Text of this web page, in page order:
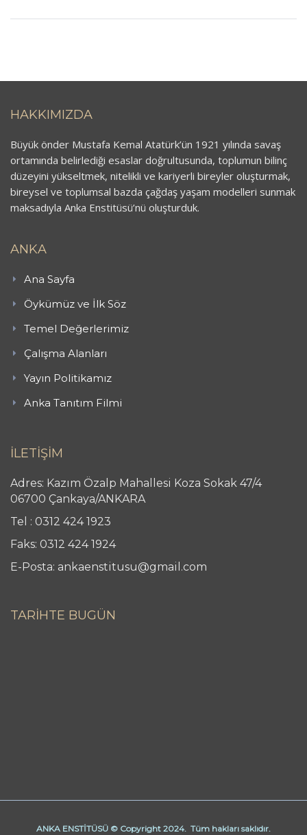
HAKKIMIZDA
Büyük önder Mustafa Kemal Atatürk’ün 1921 yılında savaş
ortamında belirlediği esaslar doğrultusunda, toplumun bilinç
düzeyini yükseltmek, nitelikli ve kariyerli bireyler oluşturmak,
bireysel ve toplumsal bazda çağdaş yaşam modelleri sunmak
maksadıyla Anka Enstitüsü’nü oluşturduk.
ANKA
Ana Sayfa
Öykümüz ve İlk Söz
Temel Değerlerimiz
Çalışma Alanları
Yayın Politikamız
Anka Tanıtım Filmi
İLETİŞİM
Adres: Kazım Özalp Mahallesi Koza Sokak 47/4
06700 Çankaya/ANKARA
Tel : 0312 424 1923
Faks: 0312 424 1924
E-Posta: ankaenstitusu@gmail.com
TARİHTE BUGÜN
ANKA ENSTİTÜSÜ © Copyright 2024. Tüm hakları saklıdır.